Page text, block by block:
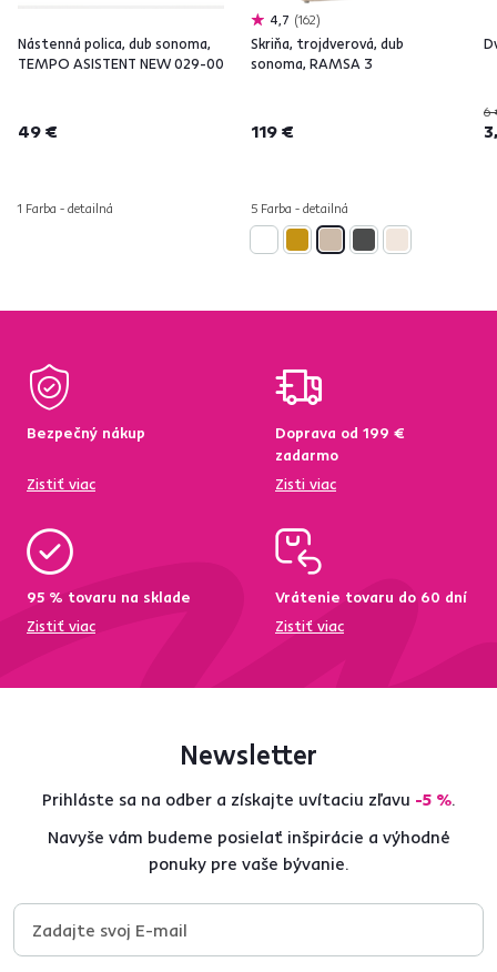
Nástenná polica, dub sonoma,
TEMPO ASISTENT NEW 029-00
49 €
1 Farba - detailná
4,7 162
Skriňa, trojdverová, dub
sonoma, RAMSA 3
119 €
5 Farba - detailná
6
Bezpečný nákup
Zistiť viac
Doprava od 199 €
zadarmo
Zisti viac
95 % tovaru na sklade
Zistiť viac
Vrátenie tovaru do 60 dní
Zistiť viac
Newsletter
Prihláste sa na odber a získajte uvítaciu zľavu -5 %.
Navyše vám budeme posielať inšpirácie a výhodné
ponuky pre vaše bývanie.